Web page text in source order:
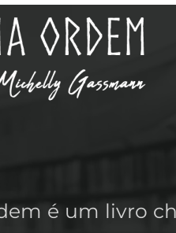
é um livro